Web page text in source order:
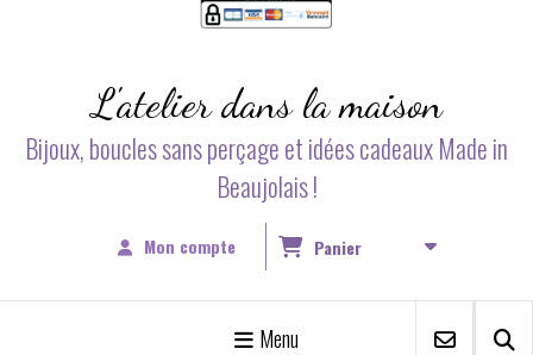
L'atelier dans la maison
Bijoux, boucles sans perçage et idées cadeaux Made in
Beaujolais !
Mon compte Panier
Menu